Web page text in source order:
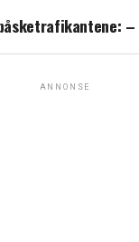
ANNONSE